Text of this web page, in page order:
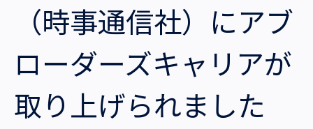
就労支援
業務支援
会社概要
役員一覧
拠点一覧
採用情報
（時事通信社）にアブ
ローダーズキャリアが
取り上げられました